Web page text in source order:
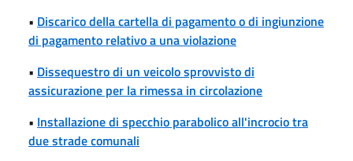
• Discarico della cartella di pagamento o di ingiunzione
di pagamento relativo a una violazione
• Dissequestro di un veicolo sprovvisto di
assicurazione per la rimessa in circolazione
• Installazione di specchio parabolico all'incrocio tra
due strade comunali